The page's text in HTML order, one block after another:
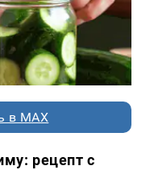
в MAX
рецепт с